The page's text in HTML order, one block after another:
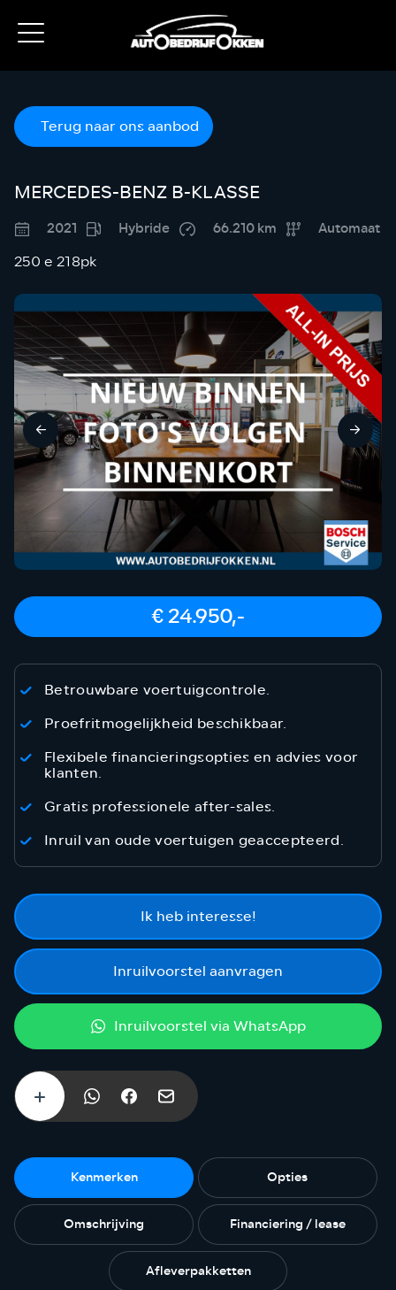
Terug naar ons aanbod
MERCEDES-BENZ B-KLASSE
2021 Hybride 66.210 km
Automaat
250 e 218pk
€ 24.950,-
Betrouwbare voertuigcontrole.
Proefritmogelijkheid beschikbaar.
Flexibele financieringsopties en advies voor
klanten.
Gratis professionele after-sales.
Inruil van oude voertuigen geaccepteerd.
Ik heb interesse!
Inruilvoorstel aanvragen
Inruilvoorstel via WhatsApp
Kenmerken Opties
Omschrijving Financiering / lease
Afleverpakketten